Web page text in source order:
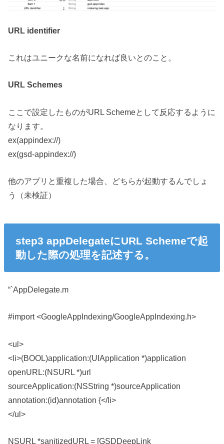
URL identifier
これはユニークな名前になれば良いとのこと。
URL Schemes
ここで設定したものがURL Schemeとして反応するように
なります。
ex(appindex://)
ex(gsd-appindex://)
他のアプリと重複した場合、どちらが起動するんでしょ
う（未検証）
step3 appDelegateにURL Schemeで起
動した際の処理を記述する。
“`AppDelegate.m
#import <GoogleAppIndexing/GoogleAppIndexing.h>
<ul>
<li>(BOOL)application:(UIApplication *)application
openURL:(NSURL *)url
sourceApplication:(NSString *)sourceApplication
annotation:(id)annotation {</li>
</ul>
NSURL *sanitizedURL = [GSDDeepLink